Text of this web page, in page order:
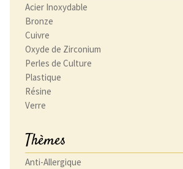
Acier Inoxydable
Bronze
Cuivre
Oxyde de Zirconium
Perles de Culture
Plastique
Résine
Verre
Thèmes
Anti-Allergique